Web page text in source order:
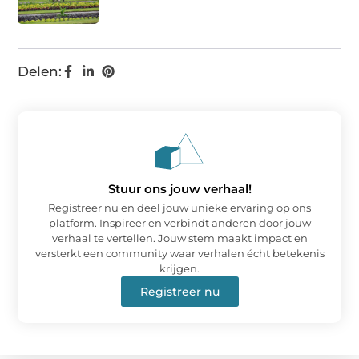
Delen:
Stuur ons jouw verhaal!
Registreer nu en deel jouw unieke ervaring op ons
platform. Inspireer en verbindt anderen door jouw
verhaal te vertellen. Jouw stem maakt impact en
versterkt een community waar verhalen écht betekenis
krijgen.
Registreer nu